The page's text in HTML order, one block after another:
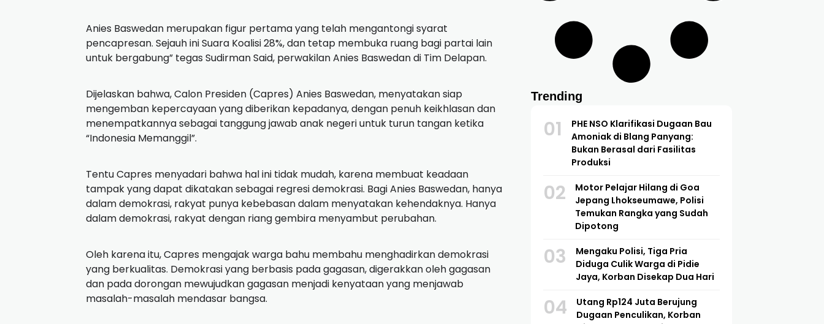
Anies Baswedan merupakan figur pertama yang telah mengantongi syarat
pencapresan. Sejauh ini Suara Koalisi 28%, dan tetap membuka ruang bagi partai lain
untuk bergabung” tegas Sudirman Said, perwakilan Anies Baswedan di Tim Delapan.
Dijelaskan bahwa, Calon Presiden (Capres) Anies Baswedan, menyatakan siap
mengemban kepercayaan yang diberikan kepadanya, dengan penuh keikhlasan dan
menempatkannya sebagai tanggung jawab anak negeri untuk turun tangan ketika
“Indonesia Memanggil”.
Tentu Capres menyadari bahwa hal ini tidak mudah, karena membuat keadaan
tampak yang dapat dikatakan sebagai regresi demokrasi. Bagi Anies Baswedan, hanya
dalam demokrasi, rakyat punya kebebasan dalam menyatakan kehendaknya. Hanya
dalam demokrasi, rakyat dengan riang gembira menyambut perubahan.
Oleh karena itu, Capres mengajak warga bahu membahu menghadirkan demokrasi
yang berkualitas. Demokrasi yang berbasis pada gagasan, digerakkan oleh gagasan
dan pada dorongan mewujudkan gagasan menjadi kenyataan yang menjawab
masalah-masalah mendasar bangsa.
Trending
01
PHE NSO Klarifikasi Dugaan Bau
Amoniak di Blang Panyang:
Bukan Berasal dari Fasilitas
Produksi
02
Motor Pelajar Hilang di Goa
Jepang Lhokseumawe, Polisi
Temukan Rangka yang Sudah
Dipotong
03
Mengaku Polisi, Tiga Pria
Diduga Culik Warga di Pidie
Jaya, Korban Disekap Dua Hari
04
Utang Rp124 Juta Berujung
Dugaan Penculikan, Korban